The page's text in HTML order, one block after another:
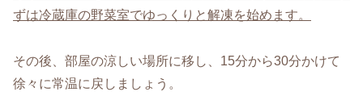
ずは冷蔵庫の野菜室でゆっくりと解凍を始めます。
その後、部屋の涼しい場所に移し、15分から30分かけて
徐々に常温に戻しましょう。